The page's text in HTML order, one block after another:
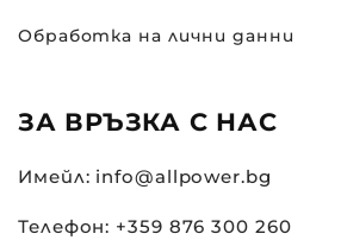
Обработка на лични данни
ЗА ВРЪЗКА С НАС
Имейл: info@allpower.bg
Телефон: +359 876 300 260